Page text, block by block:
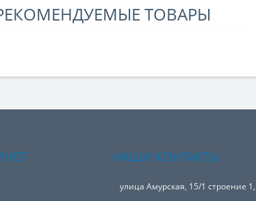
ТОВАРЫ
НАШИ КОНТАКТЫ
улица Амурская, 15/1 строение